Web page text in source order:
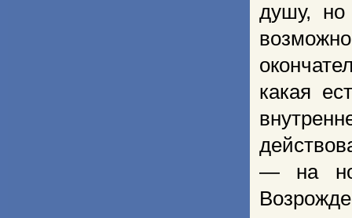
душу,
какая
— на